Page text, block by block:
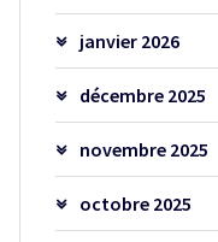
janvier 2026
décembre 2025
novembre 2025
octobre 2025